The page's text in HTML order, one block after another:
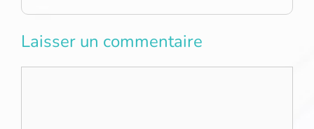
Laisser un commentaire